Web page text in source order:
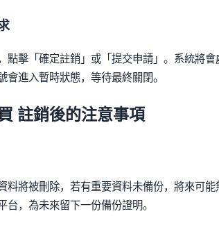
點擊「確定註銷」或「提交申請」。系統將
進入暫時狀態，等待最終關閉。
註銷後的注意事項
料將被刪除，若有重要資料未備份，將來可
，為未來留下一份備份證明。